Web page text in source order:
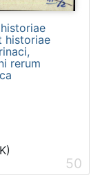
historiae
rerum
50